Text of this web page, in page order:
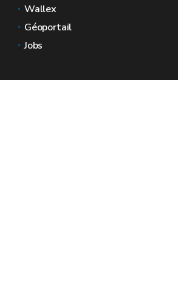
Wallex
Géoportail
Jobs